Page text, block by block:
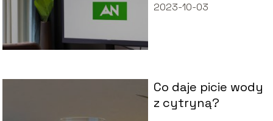
2023-10-03
Co daje picie wody
z cytryną?